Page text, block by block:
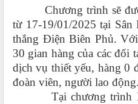
Chương trình sẽ
từ 17-19/01/2025 tại
thắng Điện Biên Phủ.
30 gian hàng của các đối
dịch vụ thiết yếu, hàng 0
đoàn viên, người lao động.
Tại chương trình